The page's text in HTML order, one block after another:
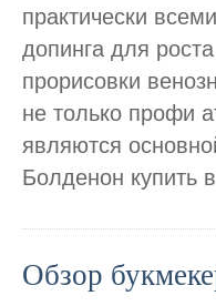
практически
допинга для
прорисовки
не только профи
являются
Болденон купить
Обзор